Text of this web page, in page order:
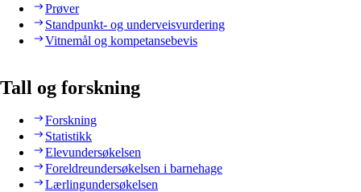
Prøver
Standpunkt- og underveisvurdering
Vitnemål og kompetansebevis
Tall og forskning
Forskning
Statistikk
Elevundersøkelsen
Foreldreundersøkelsen i barnehage
Lærlingundersøkelsen